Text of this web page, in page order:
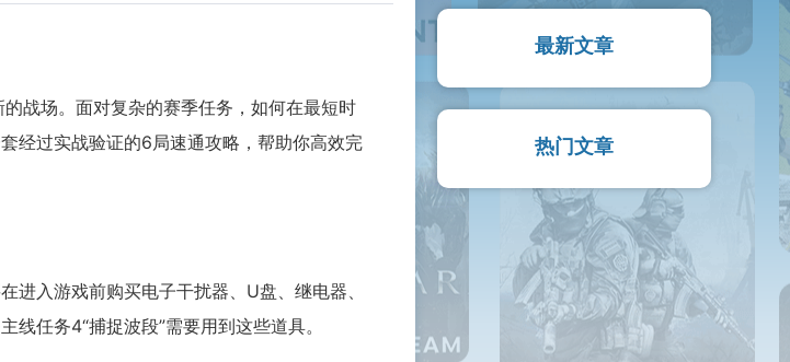
战场。面对复杂的赛季任务，如何在最短时
经过实战验证的6局速通攻略，帮助你高效完
入游戏前购买电子干扰器、U盘、继电器、
任务4“捕捉波段”需要用到这些道具。
最新文章
热门文章